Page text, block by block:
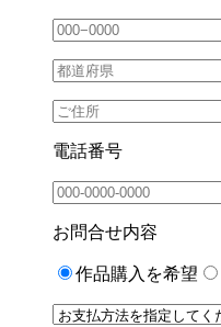
電話番号
お問合せ内容
作品購入を希望